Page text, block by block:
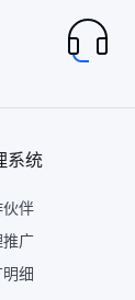
系统
伴
广
细